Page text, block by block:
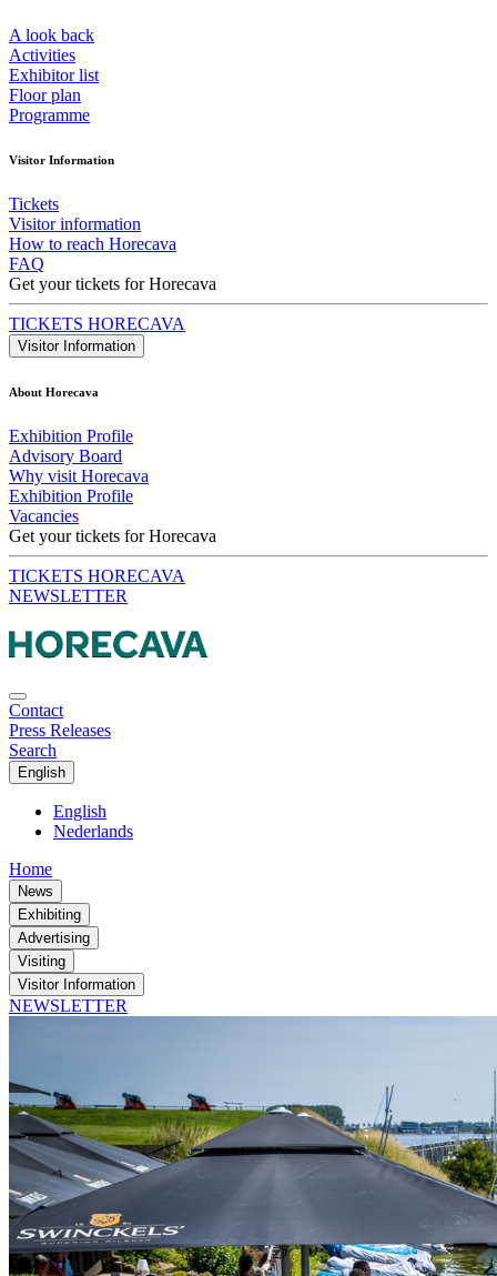
A look back
Activities
Exhibitor list
Floor plan
Programme
Visitor Information
Tickets
Visitor information
How to reach Horecava
FAQ
Get your tickets for Horecava
TICKETS HORECAVA
Visitor Information
About Horecava
Exhibition Profile
Advisory Board
Why visit Horecava
Exhibition Profile
Vacancies
Get your tickets for Horecava
TICKETS HORECAVA
NEWSLETTER
Contact
Press Releases
Search
English
English
Nederlands
Home
News
Exhibiting
Advertising
Visiting
Visitor Information
NEWSLETTER